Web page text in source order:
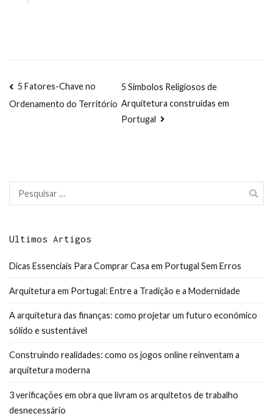
Navegação
5 Fatores-Chave no
Ordenamento do Território
5 Simbolos Religiosos de
Arquitetura construídas em
Portugal
Pesquisar
por:
Ultimos Artigos
Dicas Essenciais Para Comprar Casa em Portugal Sem Erros
Arquitetura em Portugal: Entre a Tradição e a Modernidade
A arquitetura das finanças: como projetar um futuro económico
sólido e sustentável
Construindo realidades: como os jogos online reinventam a
arquitetura moderna
3 verificações em obra que livram os arquitetos de trabalho
desnecessário